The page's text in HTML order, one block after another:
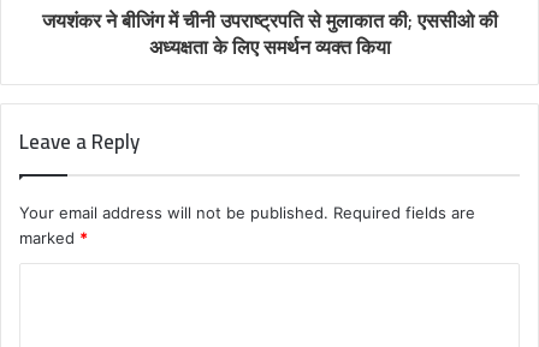
जयशंकर ने बीजिंग में चीनी उपराष्ट्रपति से मुलाकात की; एससीओ की
अध्यक्षता के लिए समर्थन व्यक्त किया
Leave a Reply
Your email address will not be published. Required fields are
marked *